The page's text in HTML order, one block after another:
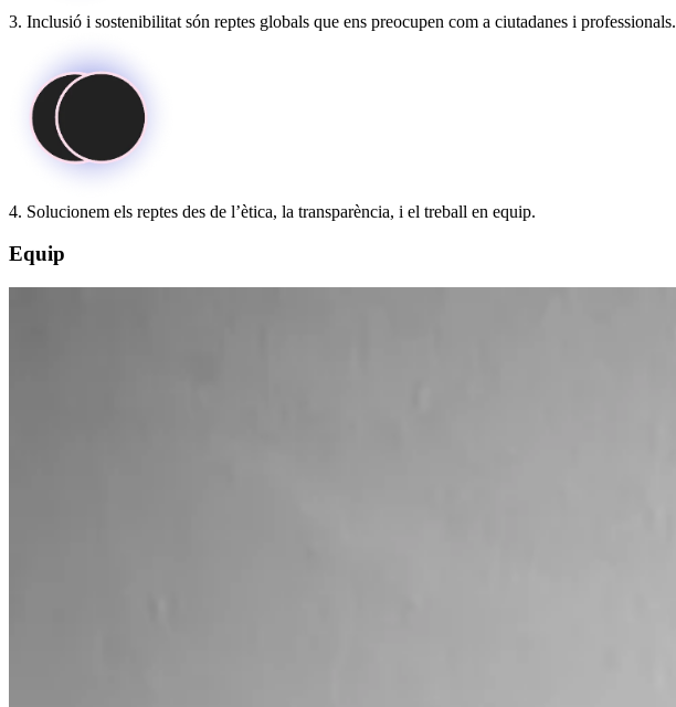
3. Inclusió i sostenibilitat són reptes globals que ens preocupen com a ciutadanes i professionals.
4. Solucionem els reptes des de l’ètica, la transparència, i el treball en equip.
Equip